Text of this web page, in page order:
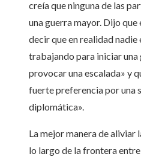
creía que ninguna de las
una guerra mayor. Dijo que
decir que en realidad nadie
trabajando para iniciar una
provocar una escalada» y
fuerte preferencia por una
diplomática».
La mejor manera de aliviar
lo largo de la frontera